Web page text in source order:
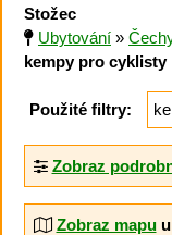
Stožec
Ubytování »
kempy pro cyklisty
Použité filtry:
Zobraz
Zobraz mapu